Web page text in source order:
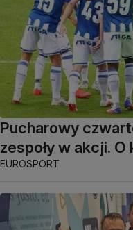
Pucharowy
zespoły w akcji.
EUROSPORT